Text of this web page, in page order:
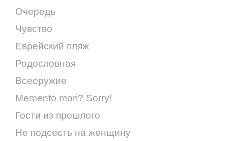
Очередь
Чувство
Еврейский пляж
Родословная
Всеоружие
Memento mori? Sorry!
Гости из прошлого
Не подсесть на женщину